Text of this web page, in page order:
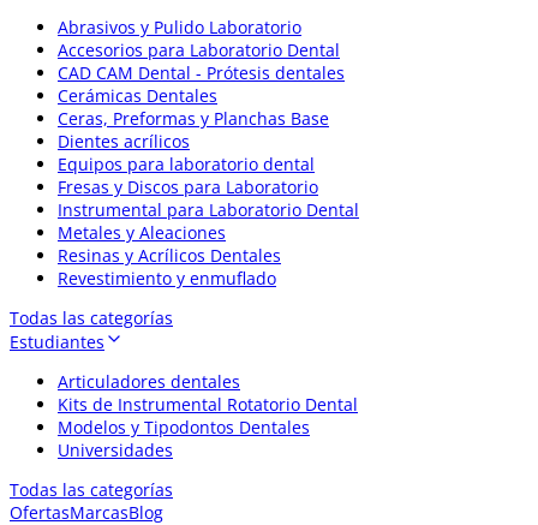
Abrasivos y Pulido Laboratorio
Accesorios para Laboratorio Dental
CAD CAM Dental - Prótesis dentales
Cerámicas Dentales
Ceras, Preformas y Planchas Base
Dientes acrílicos
Equipos para laboratorio dental
Fresas y Discos para Laboratorio
Instrumental para Laboratorio Dental
Metales y Aleaciones
Resinas y Acrílicos Dentales
Revestimiento y enmuflado
Todas las categorías
Estudiantes
Articuladores dentales
Kits de Instrumental Rotatorio Dental
Modelos y Tipodontos Dentales
Universidades
Todas las categorías
OfertasMarcasBlog